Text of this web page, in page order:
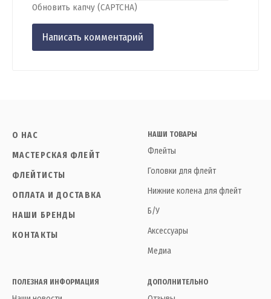
Обновить капчу (CAPTCHA)
О НАС
МАСТЕРСКАЯ ФЛЕЙТ
ФЛЕЙТИСТЫ
ОПЛАТА И ДОСТАВКА
НАШИ БРЕНДЫ
КОНТАКТЫ
НАШИ ТОВАРЫ
Флейты
Головки для флейт
Нижние колена для флейт
Б/У
Аксессуары
Медиа
ПОЛЕЗНАЯ ИНФОРМАЦИЯ ДОПОЛНИТЕЛЬНО